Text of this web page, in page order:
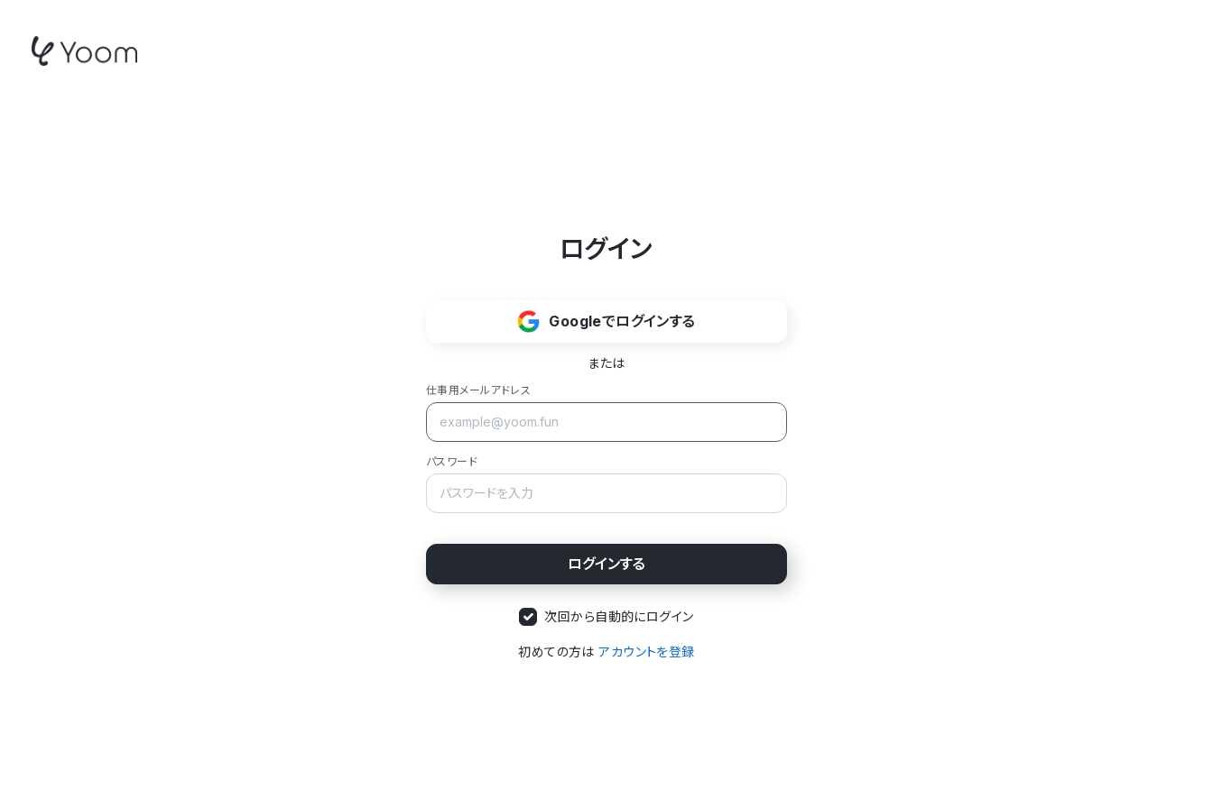
ログイン
Googleでログインする
または
仕事用メールアドレス
パスワード
次回から自動的にログイン
初めての方はアカウントを登録